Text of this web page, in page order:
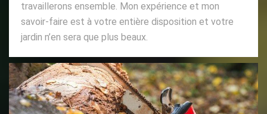
travaillerons ensemble. Mon expérience et mon
savoir-faire est à votre entière disposition et votre
jardin n’en sera que plus beaux.